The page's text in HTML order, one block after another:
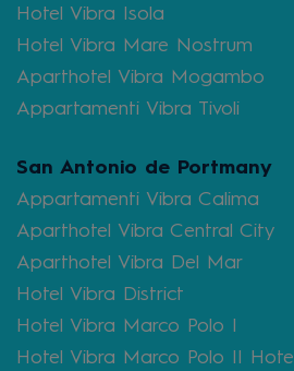
Hotel Vibra Isola
Hotel Vibra Mare Nostrum
Aparthotel Vibra Mogambo
Appartamenti Vibra Tivoli
San Antonio de Portmany
Appartamenti Vibra Calima
Aparthotel Vibra Central City
Aparthotel Vibra Del Mar
Hotel Vibra District
Hotel Vibra Marco Polo I
Hotel Vibra Marco Polo II Hotel